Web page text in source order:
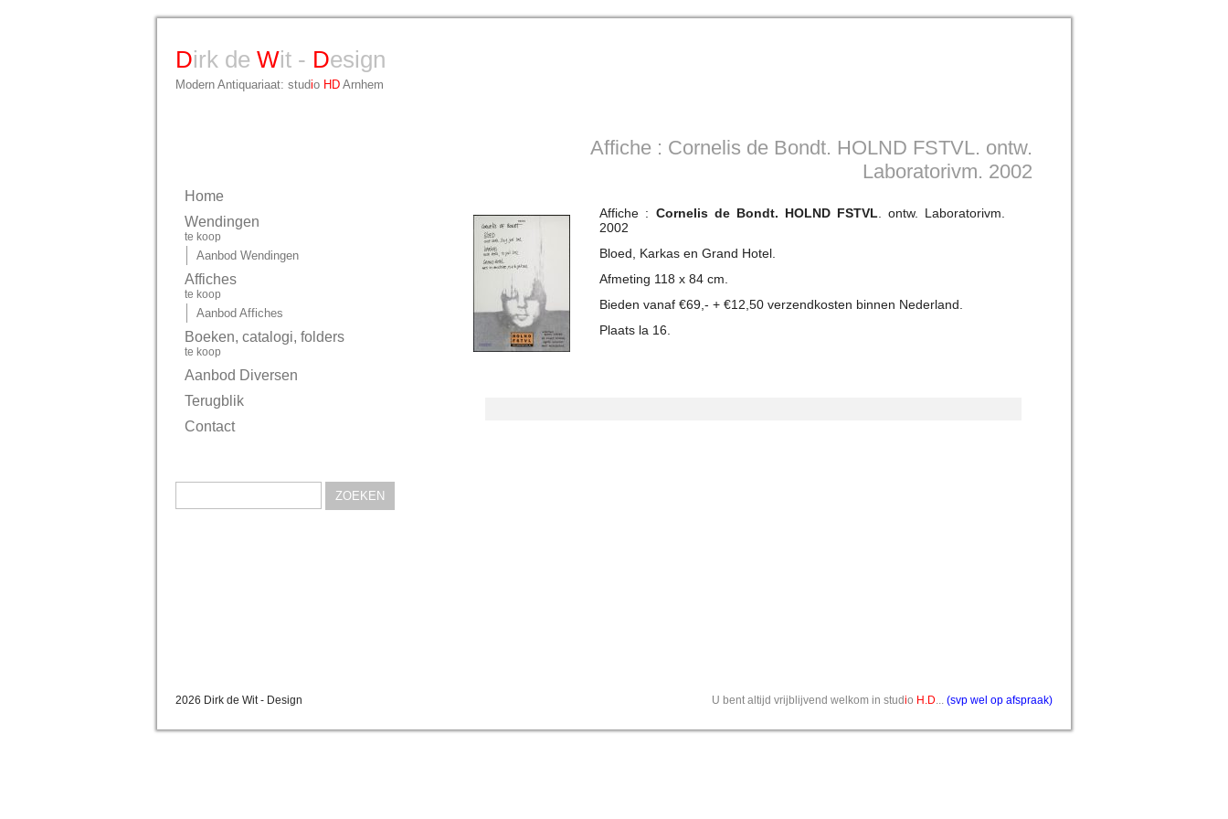
Dirk de Wit - Design
Modern Antiquariaat: studio HD Arnhem
Affiche : Cornelis de Bondt. HOLND FSTVL. ontw.
Laboratorivm. 2002
Affiche : Cornelis de Bondt. HOLND FSTVL . ontw. Laboratorivm.
2002
Bloed, Karkas en Grand Hotel.
Afmeting 118 x 84 cm.
Bieden vanaf €69,- + €12,50 verzendkosten binnen Nederland.
Plaats la 16.
Home
Wendingen
te koop
Aanbod Wendingen
Affiches
te koop
Aanbod Affiches
Boeken, catalogi, folders
te koop
Aanbod Diversen
Terugblik
Contact
naar:
2026 Dirk de Wit - Design U bent altijd vrijblijvend welkom in studio H.D... (svp wel op afspraak)